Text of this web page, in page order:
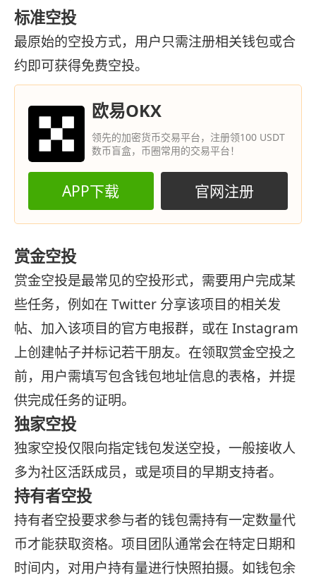
标准空投
最原始的空投方式，用户只需注册相关钱包或合
约即可获得免费空投。
欧易OKX
领先的加密货币交易平台，注册领100 USDT
数币盲盒，币圈常用的交易平台！
APP下载 官网注册
赏金空投
赏金空投是最常见的空投形式，需要用户完成某
些任务，例如在 Twitter 分享该项目的相关发
帖、加入该项目的官方电报群，或在 Instagram
上创建帖子并标记若干朋友。在领取赏金空投之
前，用户需填写包含钱包地址信息的表格，并提
供完成任务的证明。
独家空投
独家空投仅限向指定钱包发送空投，一般接收人
多为社区活跃成员，或是项目的早期支持者。
持有者空投
持有者空投要求参与者的钱包需持有一定数量代
币才能获取资格。项目团队通常会在特定日期和
时间内，对用户持有量进行快照拍摄。如钱包余